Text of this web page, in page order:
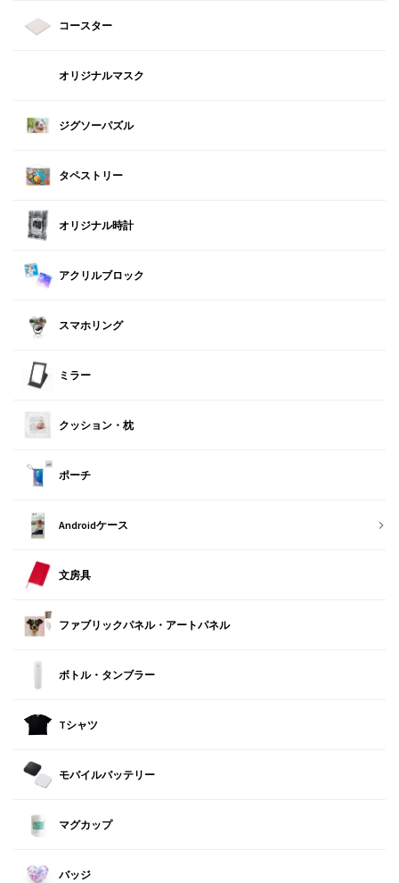
コースター
オリジナルマスク
ジグソーパズル
タペストリー
オリジナル時計
アクリルブロック
スマホリング
ミラー
クッション・枕
ポーチ
Androidケース
文房具
ファブリックパネル・アートパネル
ボトル・タンブラー
Tシャツ
モバイルバッテリー
マグカップ
バッジ